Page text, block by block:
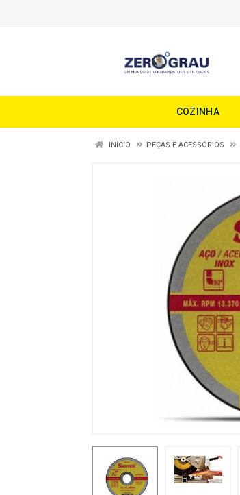
COZINHA
INÍCIO PEÇAS E ACESSÓRIOS